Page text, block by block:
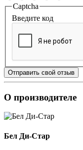
Captcha
Введите код
Отправить свой отзыв
О производителе
Бел Ди-Стар